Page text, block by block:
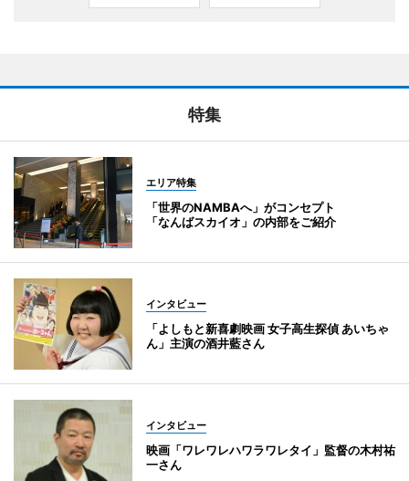
特集
エリア特集
「世界のNAMBAへ」がコンセプト
「なんばスカイオ」の内部をご紹介
インタビュー
「よしもと新喜劇映画 女子高生探偵 あいちゃ
ん」主演の酒井藍さん
インタビュー
映画「ワレワレハワラワレタイ」監督の木村祐
一さん